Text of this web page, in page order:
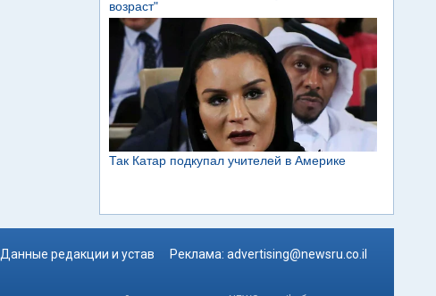
Данные редакции и устав Реклама: advertising@newsru.co.il